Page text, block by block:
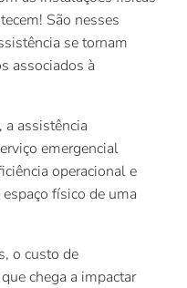
São nesses
se tornam
associados à
assistência
emergencial
operacional e
físico de uma
o custo de
chega a impactar